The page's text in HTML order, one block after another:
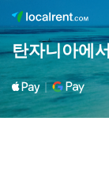
탄자니아에